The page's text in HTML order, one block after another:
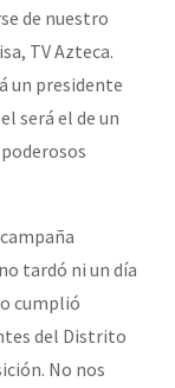
de nuestro
TV Azteca.
un presidente
será el de un
tardó ni un día
cumplió
del Distrito
No nos